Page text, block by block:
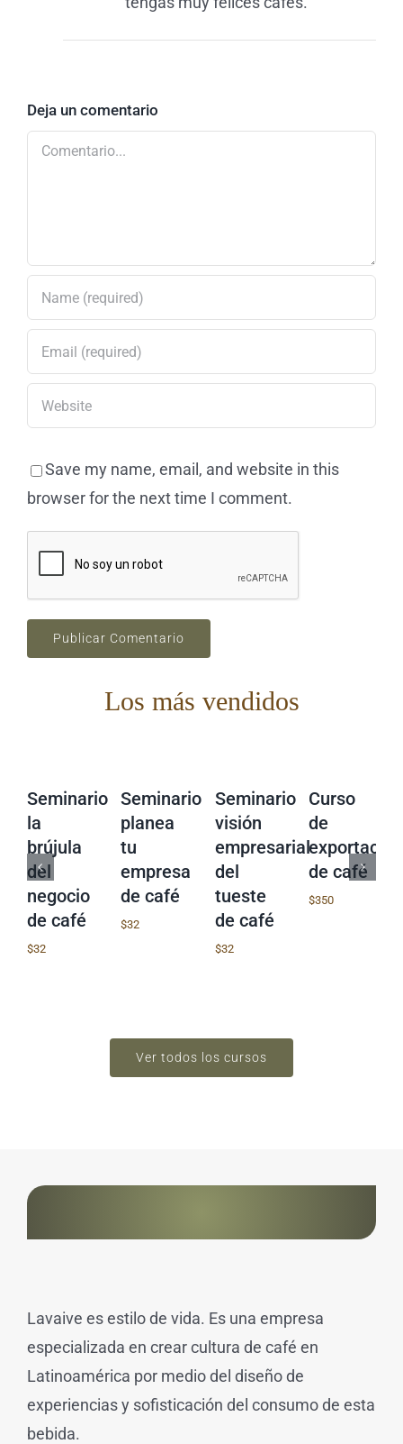
Deja un comentario
Comentario
Save my name, email, and website in this
browser for the next time I comment.
Los más vendidos
Seminario
la
brújula
del
negocio
de café
$32
Seminario
planea
tu
empresa
de café
$32
Seminario
visión
empresarial
del
tueste
de café
$32
Curso
de
de café
$350
Ver todos los cursos
Lavaive es estilo de vida. Es una empresa
especializada en crear cultura de café en
Latinoamérica por medio del diseño de
experiencias y sofisticación del consumo de esta
bebida.